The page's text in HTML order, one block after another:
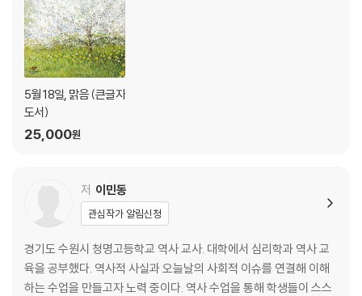
5월 18일, 맑음 (큰글자
도서)
25,000원
저 이민동
관심작가 알림신청
경기도 수원시 청명고등학교 역사 교사. 대학에서 심리학과 역사 교
육을 공부했다. 역사적 사실과 오늘날의 사회적 이슈를 연결해 이해
하는 수업을 만들고자 노력 중이다. 역사 수업을 통해 학생들이 스스